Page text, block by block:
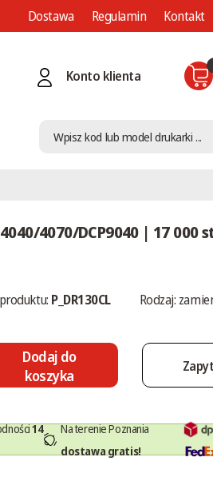
Dostawa Regulamin Kontakt
Konto klienta
4070/DCP9040 | 17 000
P_DR130CL Rodzaj:
Dodaj do
koszyka
14
Na terenie Poznania
dostawa gratis!